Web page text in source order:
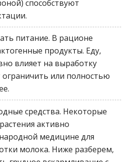
способствуют
питание. В рационе
продукты. Еду,
влияет на выработку
ограничить или полностью
средства. Некоторые
активно
медицине для
молока. Ниже разберем,